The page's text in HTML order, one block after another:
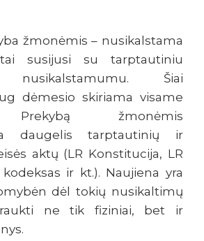
žmonėmis – nusikalstama
susijusi su tarptautiniu
nusikalstamumu. Šiai
dėmesio skiriama visame
Prekybą žmonėmis
daugelis tarptautinių ir
aktų (LR Konstitucija, LR
ir kt.). Naujiena yra
dėl tokių nusikaltimų
ne tik fiziniai, bet ir